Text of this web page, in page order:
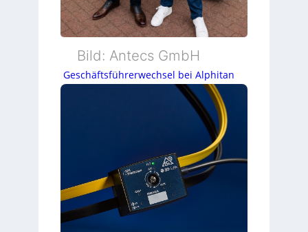
Bild: Antecs GmbH
Geschäftsführerwechsel bei Alphitan